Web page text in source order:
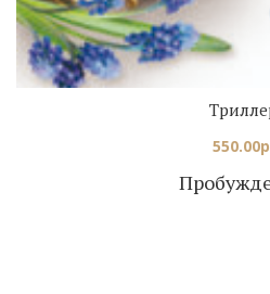
550.00